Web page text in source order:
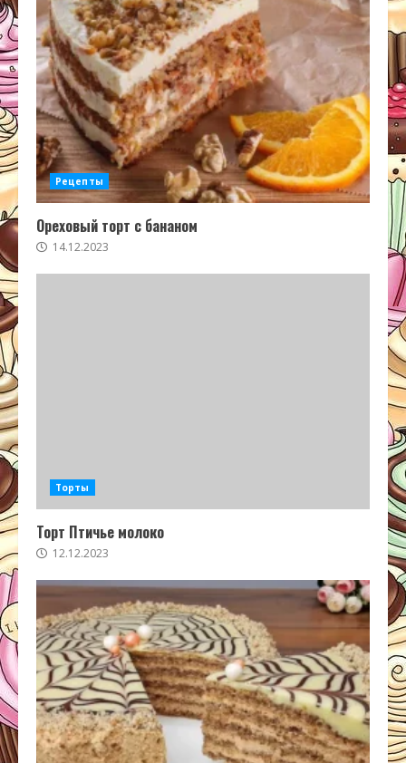
Рецепты
Ореховый торт с бананом
14.12.2023
Торты
Торт Птичье молоко
12.12.2023